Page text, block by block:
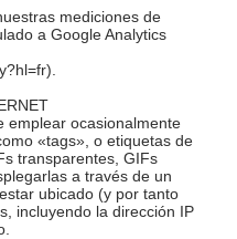
mediciones de
a Google Analytics
emplear ocasionalmente
«tags», o etiquetas de
transparentes, GIFs
a través de un
ubicado (y por tanto
incluyendo la dirección IP